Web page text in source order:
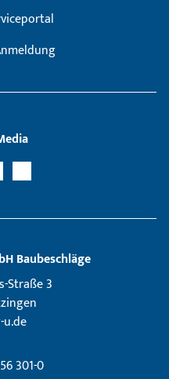
Baubeschläge
Straße 3
301-0